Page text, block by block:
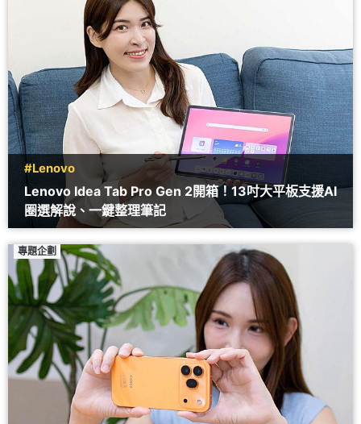
#Lenovo
Lenovo Idea Tab Pro Gen 2開箱！13吋大平板支援AI
圈選解說、一鍵整理筆記
專題企劃